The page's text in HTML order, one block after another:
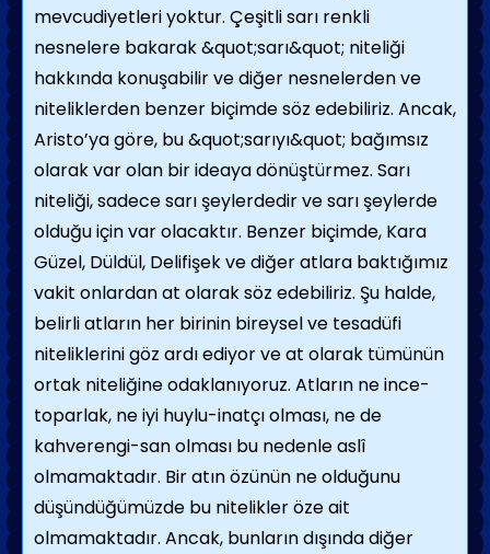
mevcudiyetleri yoktur. Çeşitli sarı renkli
nesnelere bakarak &quot;sarı&quot; niteliği
hakkında konuşabilir ve diğer nesnelerden ve
niteliklerden benzer biçimde söz edebiliriz. Ancak,
Aristo’ya göre, bu &quot;sarıyı&quot; bağımsız
olarak var olan bir ideaya dönüştürmez. Sarı
niteliği, sadece sarı şeylerdedir ve sarı şeylerde
olduğu için var olacaktır. Benzer biçimde, Kara
Güzel, Düldül, Delifişek ve diğer atlara baktığımız
vakit onlardan at olarak söz edebiliriz. Şu halde,
belirli atların her birinin bireysel ve tesadüfi
nitelikle­rini göz ardı ediyor ve at olarak tümünün
ortak niteliğine odaklanıyoruz. Atla­rın ne ince-
toparlak, ne iyi huylu-inatçı olması, ne de
kahverengi-san olması bu nedenle aslî
olmamaktadır. Bir atın özünün ne olduğunu
düşündüğümüzde bu nitelikler öze ait
olmamaktadır. Ancak, bunların dışında diğer